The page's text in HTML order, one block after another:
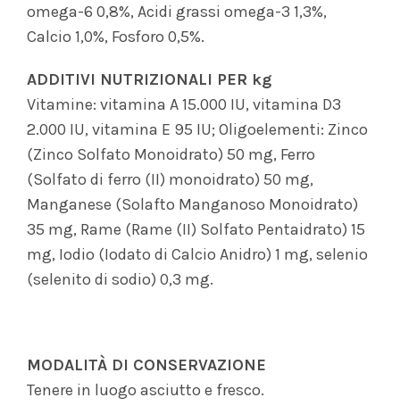
omega-6 0,8%, Acidi grassi omega-3 1,3%,
Calcio 1,0%, Fosforo 0,5%.
ADDITIVI NUTRIZIONALI PER kg
Vitamine: vitamina A 15.000 IU, vitamina D3
2.000 IU, vitamina E 95 IU; Oligoelementi: Zinco
(Zinco Solfato Monoidrato) 50 mg, Ferro
(Solfato di ferro (II) monoidrato) 50 mg,
Manganese (Solafto Manganoso Monoidrato)
35 mg, Rame (Rame (II) Solfato Pentaidrato) 15
mg, Iodio (Iodato di Calcio Anidro) 1 mg, selenio
(selenito di sodio) 0,3 mg.
MODALITÀ DI CONSERVAZIONE
Tenere in luogo asciutto e fresco.